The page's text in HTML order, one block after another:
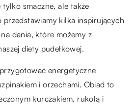
tylko smaczne, ale także
przedstawiamy kilka inspirujących
dania, które możemy z
diety pudełkowej.
energetyczne
i orzechami. Obiad to
kurczakiem, rukolą i